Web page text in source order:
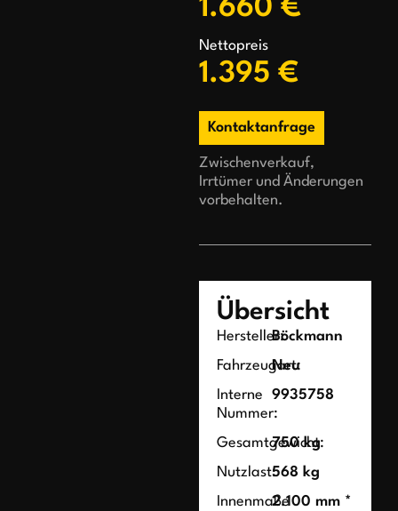
1.660 €
Nettopreis
1.395 €
Kontaktanfrage
Zwischenverkauf,
Irrtümer und Änderungen
vorbehalten.
Übersicht
Hersteller:Böckmann
Fahrzeugart:
Neu
Interne
Nummer:
9935758
Gesamtgewicht:
750 kg
Nutzlast:568 kg
Innenmaße2.100 mm *